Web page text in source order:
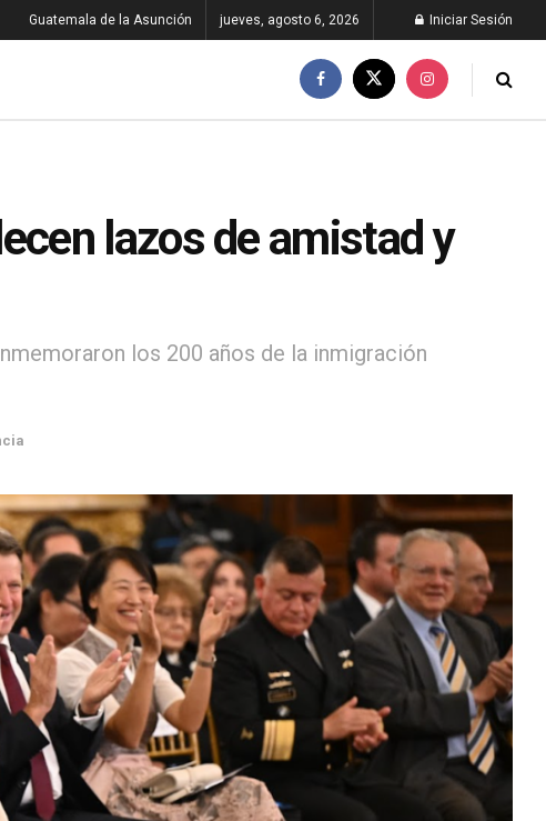
Guatemala de la Asunción jueves, agosto 6, 2026 Iniciar Sesión
lazos de amistad y
los 200 años de la inmigración